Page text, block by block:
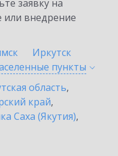
заявку на
или внедрение
Иркутск
пункты
область,
край,
Саха (Якутия),